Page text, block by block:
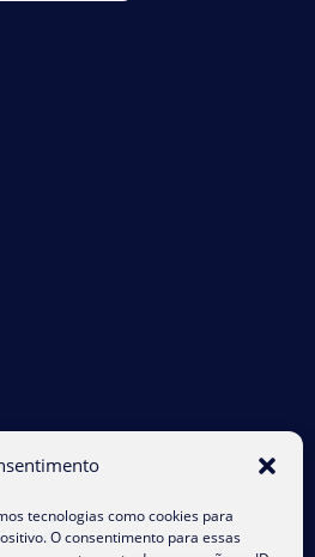
tecnologias como cookies para
O consentimento para essas